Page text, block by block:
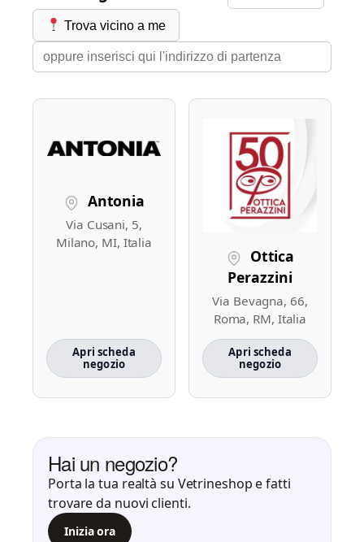
Trova vicino a me
Antonia
Via Cusani, 5,
Milano, MI, Italia
Apri scheda
negozio
Ottica
Perazzini
Via Bevagna, 66,
Roma, RM, Italia
Apri scheda
negozio
Hai un negozio?
Porta la tua realtà su Vetrineshop e fatti
trovare da nuovi clienti.
Inizia ora